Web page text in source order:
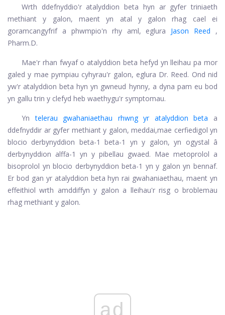
Wrth ddefnyddio'r atalyddion beta hyn ar gyfer triniaeth
methiant y galon, maent yn atal y galon rhag cael ei
goramcangyfrif a phwmpio'n rhy aml, eglura
Jason Reed
,
Pharm.D.
Mae'r rhan fwyaf o atalyddion beta hefyd yn lleihau pa mor
galed y mae pympiau cyhyrau'r galon, eglura Dr. Reed. Ond nid
yw'r atalyddion beta hyn yn gwneud hynny, a dyna pam eu bod
yn gallu trin y clefyd heb waethygu'r symptomau.
Yn telerau gwahaniaethau rhwng yr atalyddion beta
a
ddefnyddir ar gyfer methiant y galon, meddai,mae cerfiedigol yn
blocio derbynyddion beta-1 beta-1 yn y galon, yn ogystal â
derbynyddion alffa-1 yn y pibellau gwaed. Mae metoprolol a
bisoprolol yn blocio derbynyddion beta-1 yn y galon yn bennaf.
Er bod gan yr atalyddion beta hyn rai gwahaniaethau, maent yn
effeithiol wrth amddiffyn y galon a lleihau'r risg o broblemau
rhag methiant y galon.
ad